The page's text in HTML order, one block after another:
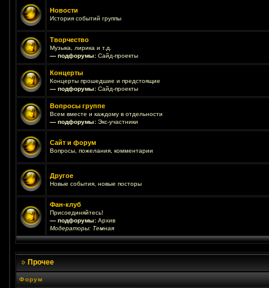
Новости
История событий группы
Творчество
Музыка, лирика и т.д.
— подфорумы: Сайд-проекты
Концерты
Концерты прошедшие и предстоящие
— подфорумы: Сайд-проекты
Вопросы группе
Всем вместе и каждому в отдельности
— подфорумы: Экс-участники
Сайт и форум
Вопросы, пожелания, комментарии
Другое
Новые события, новые посторы
Фан-клуб
Присоединяйтесь!
— подфорумы: Архив
Модераторы: Темная
Прочее
Форум